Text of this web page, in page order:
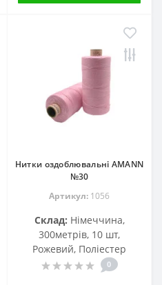
Нитки оздоблювальні AMANN
№30
Артикул: 1056
Склад: Німеччина,
300метрів, 10 шт,
Рожевий, Поліестер
0